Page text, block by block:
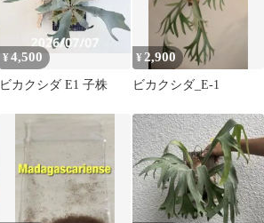
¥4,500
ビカクシダ E1 子株
¥2,900
ビカクシダ_E-1